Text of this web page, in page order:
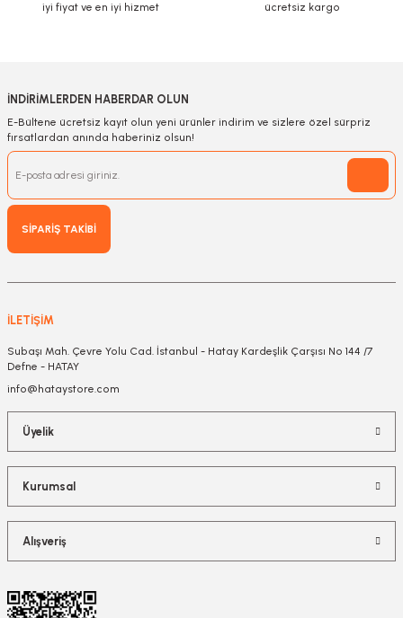
iyi fiyat ve en iyi hizmet
ücretsiz kargo
İNDİRİMLERDEN HABERDAR OLUN
E-Bültene ücretsiz kayıt olun yeni ürünler indirim ve sizlere özel sürpriz
fırsatlardan anında haberiniz olsun!
SİPARİŞ TAKİBİ
İLETİŞİM
Subaşı Mah. Çevre Yolu Cad. İstanbul - Hatay Kardeşlik Çarşısı No 144 /7
Defne - HATAY
info@hataystore.com
Üyelik
Kurumsal
Alışveriş